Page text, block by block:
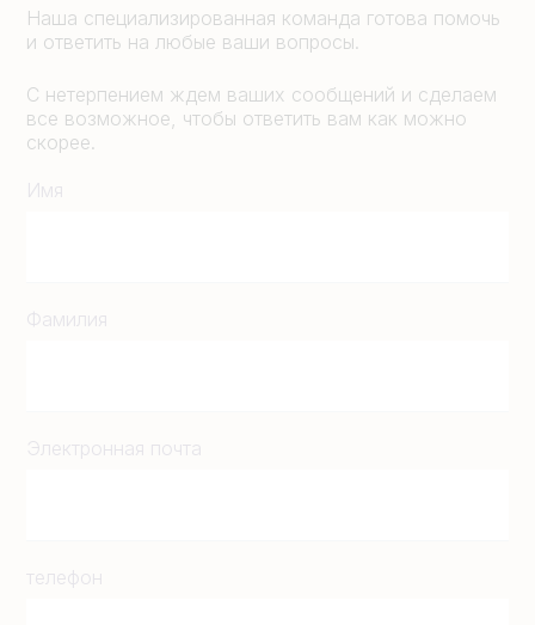
Наша специализированная команда готова помочь
и ответить на любые ваши вопросы.
С нетерпением ждем ваших сообщений и сделаем
все возможное, чтобы ответить вам как можно
скорее.
Имя
Фамилия
Электронная почта
телефон